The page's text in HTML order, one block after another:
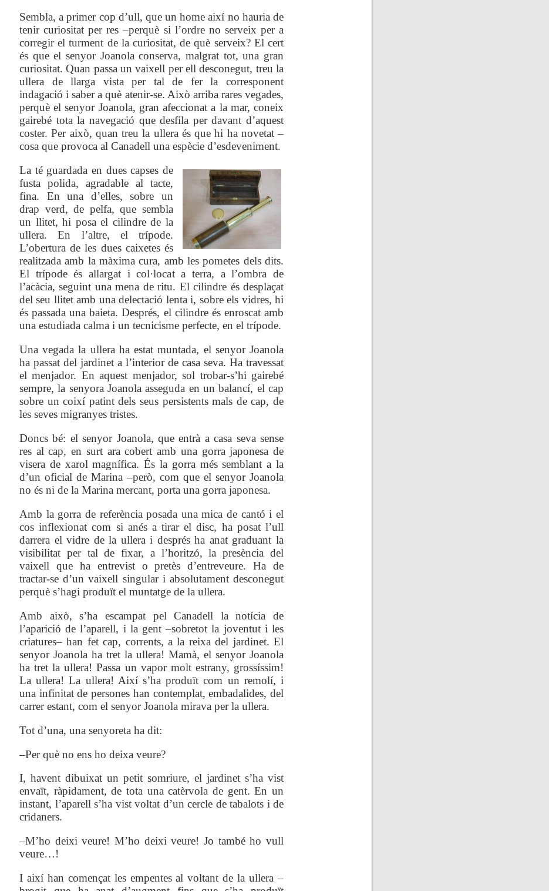
Sembla, a primer cop d’ull, que un home així no hauria de
tenir curiositat per res –perquè si l’ordre no serveix per a
corregir el turment de la curiositat, de què serveix? El cert
és que el senyor Joanola conserva, malgrat tot, una gran
curiositat. Quan passa un vaixell per ell desconegut, treu la
ullera de llarga vista per tal de fer la corresponent
indagació i saber a què atenir-se. Això arriba rares vegades,
perquè el senyor Joanola, gran afeccionat a la mar, coneix
gairebé tota la navegació que desfila per davant d’aquest
coster. Per això, quan treu la ullera és que hi ha novetat –
cosa que provoca al Canadell una espècie d’esdeveniment.
La té guardada en dues capses de
fusta polida, agradable al tacte,
fina. En una d’elles, sobre un
drap verd, de pelfa, que sembla
un llitet, hi posa el cilindre de la
ullera. En l’altre, el trípode.
L’obertura de les dues caixetes és
realitzada amb la màxima cura, amb les pometes dels dits.
El trípode és allargat i col·locat a terra, a l’ombra de
l’acàcia, seguint una mena de ritu. El cilindre és desplaçat
del seu llitet amb una delectació lenta i, sobre els vidres, hi
és passada una baieta. Després, el cilindre és enroscat amb
una estudiada calma i un tecnicisme perfecte, en el trípode.
Una vegada la ullera ha estat muntada, el senyor Joanola
ha passat del jardinet a l’interior de casa seva. Ha travessat
el menjador. En aquest menjador, sol trobar-s’hi gairebé
sempre, la senyora Joanola asseguda en un balancí, el cap
sobre un coixí patint dels seus persistents mals de cap, de
les seves migranyes tristes.
Doncs bé: el senyor Joanola, que entrà a casa seva sense
res al cap, en surt ara cobert amb una gorra japonesa de
visera de xarol magnífica. És la gorra més semblant a la
d’un oficial de Marina –però, com que el senyor Joanola
no és ni de la Marina mercant, porta una gorra japonesa.
Amb la gorra de referència posada una mica de cantó i el
cos inflexionat com si anés a tirar el disc, ha posat l’ull
darrera el vidre de la ullera i després ha anat graduant la
visibilitat per tal de fixar, a l’horitzó, la presència del
vaixell que ha entrevist o pretès d’entreveure. Ha de
tractar-se d’un vaixell singular i absolutament desconegut
perquè s’hagi produït el muntatge de la ullera.
Amb això, s’ha escampat pel Canadell la notícia de
l’aparició de l’aparell, i la gent –sobretot la joventut i les
criatures– han fet cap, corrents, a la reixa del jardinet. El
senyor Joanola ha tret la ullera! Mamà, el senyor Joanola
ha tret la ullera! Passa un vapor molt estrany, grossíssim!
La ullera! La ullera! Així s’ha produït com un remolí, i
una infinitat de persones han contemplat, embadalides, del
carrer estant, com el senyor Joanola mirava per la ullera.
Tot d’una, una senyoreta ha dit:
–Per què no ens ho deixa veure?
I, havent dibuixat un petit somriure, el jardinet s’ha vist
envaït, ràpidament, de tota una catèrvola de gent. En un
instant, l’aparell s’ha vist voltat d’un cercle de tabalots i de
cridaners.
–M’ho deixi veure! M’ho deixi veure! Jo també ho vull
veure…!
I així han començat les empentes al voltant de la ullera –